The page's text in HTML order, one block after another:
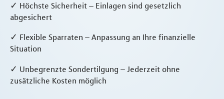
✓ Höchste Sicherheit – Einlagen sind gesetzlich
abgesichert
✓ Flexible Sparraten – Anpassung an Ihre finanzielle
Situation
✓ Unbegrenzte Sondertilgung – Jederzeit ohne
zusätzliche Kosten möglich